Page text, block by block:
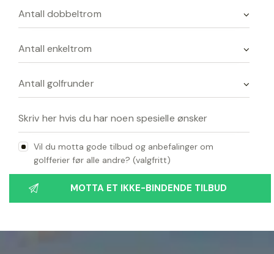
Vil du motta gode tilbud og anbefalinger om
golfferier før alle andre? (valgfritt)